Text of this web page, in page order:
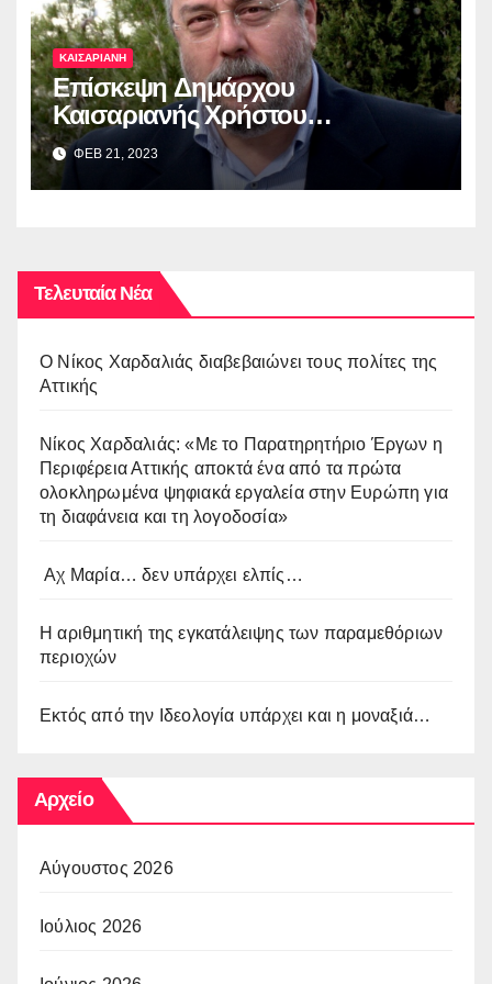
ΚΑΙΣΑΡΙΑΝΗ
Επίσκεψη Δημάρχου
Καισαριανής Χρήστου
Βοσκόπουλου στην έκθεση
“ΜΙΚΡΑ ΑΣΙΑ: Λάμψη –
Καταστροφή – Ξεριζωμός –
ΦΕΒ 21, 2023
Τελευταία Νέα
O Νίκος Χαρδαλιάς διαβεβαιώνει τους πολίτες της
Αττικής
Νίκος Χαρδαλιάς: «Με το Παρατηρητήριο Έργων η
Περιφέρεια Αττικής αποκτά ένα από τα πρώτα
ολοκληρωμένα ψηφιακά εργαλεία στην Ευρώπη για
τη διαφάνεια και τη λογοδοσία»
Αχ Μαρία… δεν υπάρχει ελπίς…
Η αριθμητική της εγκατάλειψης των παραμεθόριων
περιοχών
Εκτός από την Ιδεολογία υπάρχει και η μοναξιά…
Αρχείο
Αύγουστος 2026
Ιούλιος 2026